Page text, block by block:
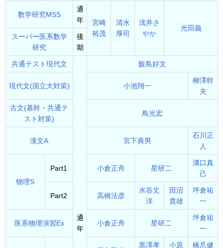
数学研究MSS
通
年
宮崎
裕茂
清水
厚司
浅井さ
やか
光田義
スーパー医系数学
研究
後
期
共通テスト現代文
通
年
飯島好文
現代文(国立大対策) 小池翔一
柳澤幹
夫
古文(基幹・共通テ
スト対策)
鳥光宏
漢文A 宮下典男
石川正
人
物理S
Part1 小倉正舟 星研二
溝口真
己
Part2 高橋法彦
水谷丈
洋
田沼
貴雄
坪倉祐
一
医系物理演習Ex 小倉正舟 星研二
坪倉祐
一
黒澤孝 小原 橋爪健